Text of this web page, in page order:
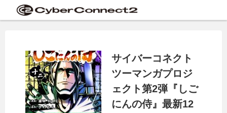
サイバーコネクト
ツーマンガプロジ
ェクト第2弾『しご
にんの侍』最新12